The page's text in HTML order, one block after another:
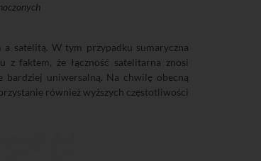
satelitą. W tym przypadku sumaryczna
faktem, że łączność satelitarna znosi
uniwersalną. Na chwilę obecną
również wyższych częstotliwości